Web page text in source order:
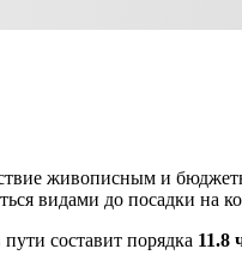
живописным и
видами до посадки на
составит порядка 11.8